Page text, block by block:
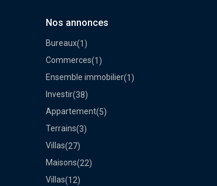
Nos annonces
Bureaux(1)
Commerces(1)
Ensemble immobilier(1)
Investir(38)
Appartement(5)
Terrains(3)
Villas(27)
Maisons(22)
Villas(12)